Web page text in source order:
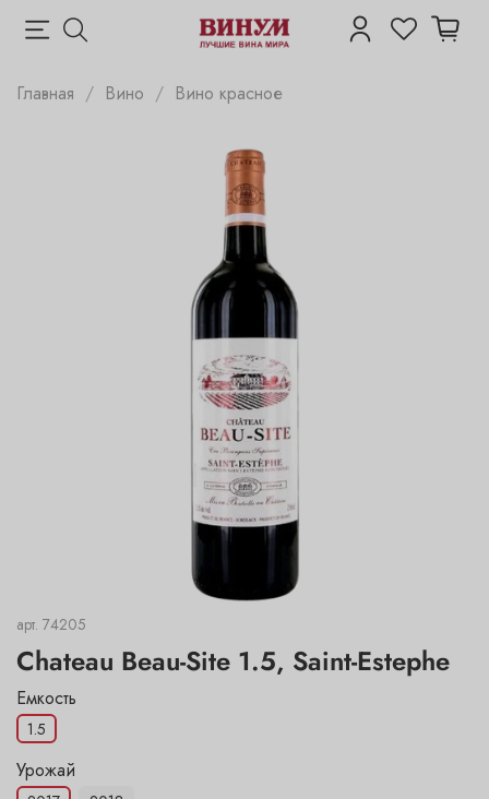
Главная Вино Вино красное
арт. 74205
Chateau Beau-Site 1.5, Saint-Estephe
Емкость
1.5
Урожай